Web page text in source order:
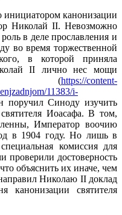
инициатором канонизации
Николай II. Невозможно
в деле прославления и
во время торжественной
в которой приняла
II лично нес мощи
(https://content-
11383/i-
поручил Синоду изучить
Иоасафа. В том,
Император воочию
в 1904 году. Но лишь в
комиссия для
проверили достоверность
объяснить их иначе, чем
Николаю II доклад
канонизации святителя